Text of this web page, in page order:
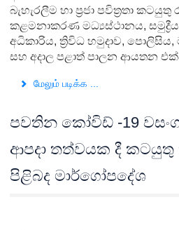
බැහැරලීම හා ප්‍රජා පවිත්‍රතා කටයුතු
කළමනාකරණ මධ්‍යස්ථානය,
අධිකාරිය, ත්‍රිවිධ හමුදාව,
සහ අදාල පළාත් පාලන ආයතන
மேலும் படிக்க ...
පවතින කෝවිඩ් -19
ආපදා තත්වයක දී
පිළිබද මාර්ගෝපදේශ